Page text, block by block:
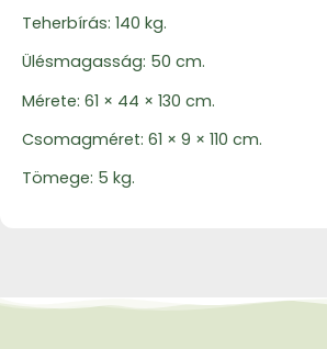
Teherbírás: 140 kg.
Ülésmagasság: 50 cm.
Mérete: 61 × 44 × 130 cm.
Csomagméret: 61 × 9 × 110 cm.
Tömege: 5 kg.